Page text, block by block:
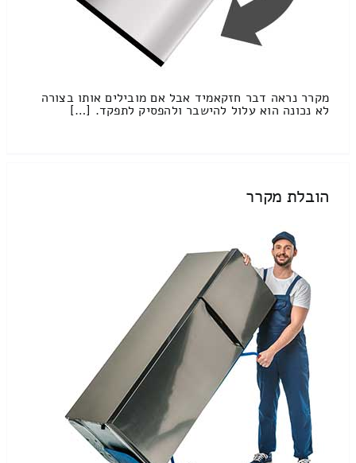
מקרר נראה דבר חזקאמיד אבל אם מובילים אותו בצורה
לא נכונה הוא עלול להישבר ולהפסיק לתפקד. […]
הובלת מקרר